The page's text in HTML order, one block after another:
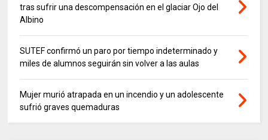
tras sufrir una descompensación en el glaciar Ojo del
Albino
SUTEF confirmó un paro por tiempo indeterminado y
miles de alumnos seguirán sin volver a las aulas
Mujer murió atrapada en un incendio y un adolescente
sufrió graves quemaduras